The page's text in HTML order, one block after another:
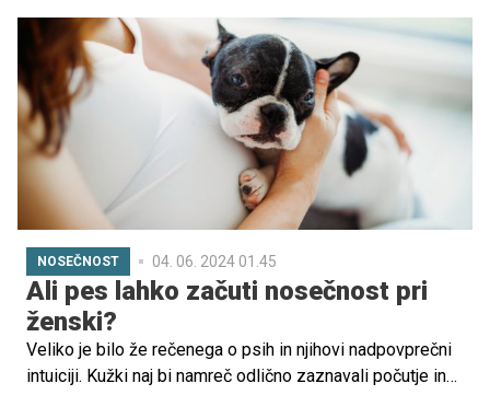
domov!' In se potem za nekaj trenutkov vsi nekoliko
umirite, nato pa se celotna situacija odvije znova.
NOSEČNOST 04. 06. 2024 01.45
Ali pes lahko začuti nosečnost pri
ženski?
Veliko je bilo že rečenega o psih in njihovi nadpovprečni
intuiciji. Kužki naj bi namreč odlično zaznavali počutje in